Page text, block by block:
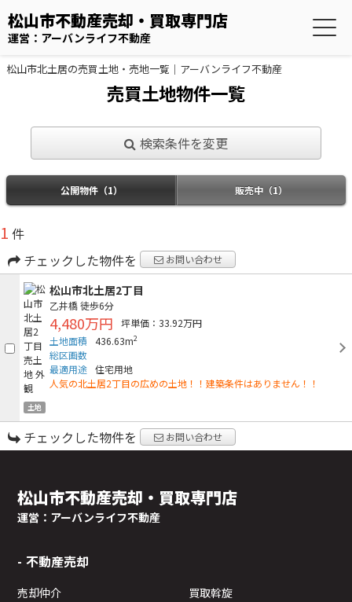
松山市不動産売却・買取専門店
運営：アーバンライフ不動産
松山市北土居の売買土地・売地一覧｜アーバンライフ不動産
売買土地物件一覧
検索条件を変更
公開物件（1） 販売中（1）
1 件
チェックした物件を
お問い合わせ
土地
松山市北土居2丁目
乙井橋徒歩6分
4,480万円
坪単価：33.92万円
土地面積
436.63m2
総区画数
最適用途 住宅用地
人気の北土居2丁目の広めの土地！！建築条件はありません！！
チェックした物件を お問い合わせ
松山市不動産売却・買取専門店
運営：アーバンライフ不動産
不動産売却
売却仲介
買取斡旋